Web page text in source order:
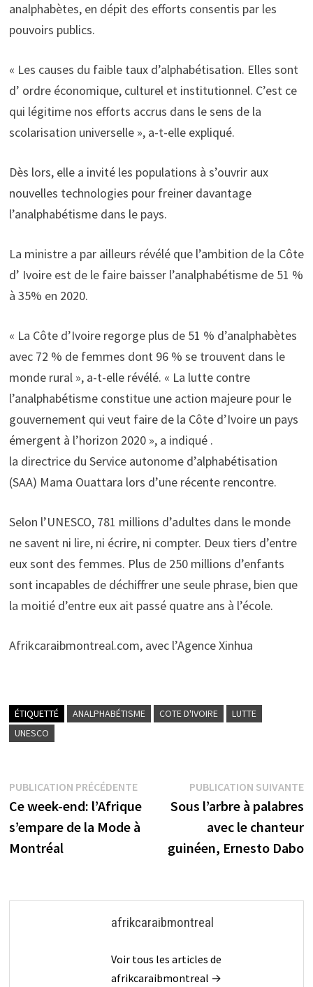
analphabètes, en dépit des efforts consentis par les
pouvoirs publics.
« Les causes du faible taux d’alphabétisation. Elles sont
d’ ordre économique, culturel et institutionnel. C’est ce
qui légitime nos efforts accrus dans le sens de la
scolarisation universelle », a-t-elle expliqué.
Dès lors, elle a invité les populations à s’ouvrir aux
nouvelles technologies pour freiner davantage
l’analphabétisme dans le pays.
La ministre a par ailleurs révélé que l’ambition de la Côte
d’ Ivoire est de le faire baisser l’analphabétisme de 51 %
à 35% en 2020.
« La Côte d’Ivoire regorge plus de 51 % d’analphabètes
avec 72 % de femmes dont 96 % se trouvent dans le
monde rural », a-t-elle révélé. « La lutte contre
l’analphabétisme constitue une action majeure pour le
gouvernement qui veut faire de la Côte d’Ivoire un pays
émergent à l’horizon 2020 », a indiqué .
la directrice du Service autonome d’alphabétisation
(SAA) Mama Ouattara lors d’une récente rencontre.
Selon l’UNESCO, 781 millions d’adultes dans le monde
ne savent ni lire, ni écrire, ni compter. Deux tiers d’entre
eux sont des femmes. Plus de 250 millions d’enfants
sont incapables de déchiffrer une seule phrase, bien que
la moitié d’entre eux ait passé quatre ans à l’école.
Afrikcaraibmontreal.com, avec l’Agence Xinhua
ÉTIQUETTÉ ANALPHABÉTISME COTE D'IVOIRE
LUTTE
UNESCO
Navigation
de
l’article
PUBLICATION PRÉCÉDENTEPublication
précédente :
Ce week-end: l’Afrique
s’empare de la Mode à
Montréal
PUBLICATION SUIVANTE
Sous l’arbre à palabres
avec le chanteur
guinéen, Ernesto Dabo
afrikcaraibmontreal
Voir tous les articles de
afrikcaraibmontreal →